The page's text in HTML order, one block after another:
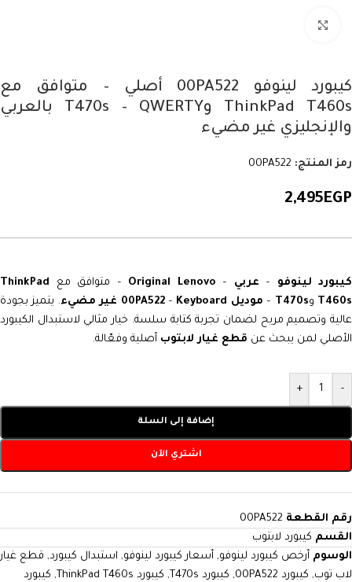
كيبورد لينوفو 00PA522 أصلي – متوافق مع
ThinkPad T460s وT470s – QWERTY بالعربي
والإنجليزي غير مضيء
رمز المنتج: 00PA522
2,495EGP
كيبورد لينوفو – عربي –
Original Lenovo – متوافق مع ThinkPad
T460s وT470s
– موديل 00PA522 – Keyboard غير مضيء. يتميز بجودة
عالية وتصميم مريح لضمان تجربة كتابة سلسة. خيار مثالي لاستبدال الكيبورد
الأصلي لمن يبحث عن قطع غيار لابتوب أصلية وفعّالة.
-
+
إضافة إلى السلة
اشتري الآن
رقم القطعة 00PA522
القسم كيبورد لابتوب
الوسوم أرخص كيبورد لينوفو, أسعار كيبورد لينوفو, استبدال كيبورد, قطع غيار
لاب توب, كيبورد 00PA522 , كيبورد T470s , كيبورد ThinkPad T460s , كيبورد